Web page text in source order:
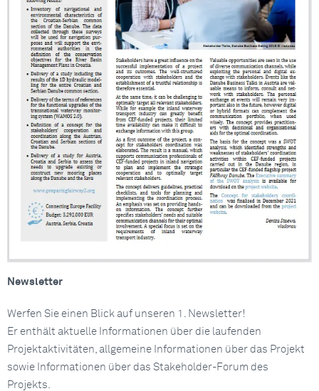
Newsletter
Werfen Sie einen Blick auf unseren 1. Newsletter!
Er enthält aktuelle Informationen über die laufenden
Projektaktivitäten, allgemeine Informationen über das Projekt
sowie Informationen über das Stakeholder-Forum des
Projekts.